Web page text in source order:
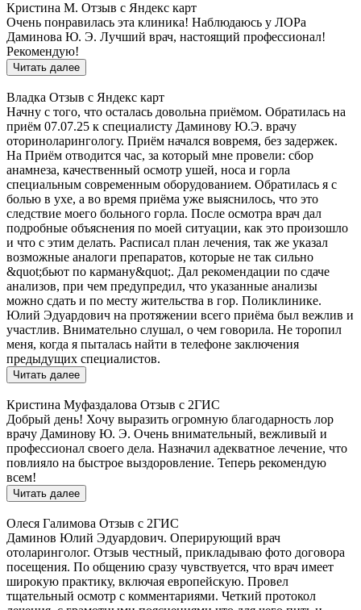
Кристина М. Отзыв с Яндекс карт
Очень понравилась эта клиника! Наблюдаюсь у ЛОРа
Даминова Ю. Э. Лучший врач, настоящий профессионал!
Рекомендую!
Читать далее
Владка Отзыв с Яндекс карт
Начну с того, что осталась довольна приёмом. Обратилась на
приём 07.07.25 к специалисту Даминову Ю.Э. врачу
оториноларингологу. Приём начался вовремя, без задержек.
На Приём отводится час, за который мне провели: сбор
анамнеза, качественный осмотр ушей, носа и горла
специальным современным оборудованием. Обратилась я с
болью в ухе, а во время приёма уже выяснилось, что это
следствие моего больного горла. После осмотра врач дал
подробные объяснения по моей ситуации, как это произошло
и что с этим делать. Расписал план лечения, так же указал
возможные аналоги препаратов, которые не так сильно
&quot;бьют по карману&quot;. Дал рекомендации по сдаче
анализов, при чем предупредил, что указанные анализы
можно сдать и по месту жительства в гор. Поликлинике.
Юлий Эдуардович на протяжении всего приёма был вежлив и
участлив. Внимательно слушал, о чем говорила. Не торопил
меня, когда я пыталась найти в телефоне заключения
предыдущих специалистов.
Читать далее
Кристина Муфаздалова Отзыв с 2ГИС
Добрый день! Хочу выразить огромную благодарность лор
врачу Даминову Ю. Э. Очень внимательный, вежливый и
профессионал своего дела. Назначил адекватное лечение, что
повлияло на быстрое выздоровление. Теперь рекомендую
всем!
Читать далее
Олеся Галимова Отзыв с 2ГИС
Даминов Юлий Эдуардович. Оперирующий врач
отоларинголог. Отзыв честный, прикладываю фото договора
посещения. По общению сразу чувствуется, что врач имеет
широкую практику, включая европейскую. Провел
тщательный осмотр с комментариями. Четкий протокол